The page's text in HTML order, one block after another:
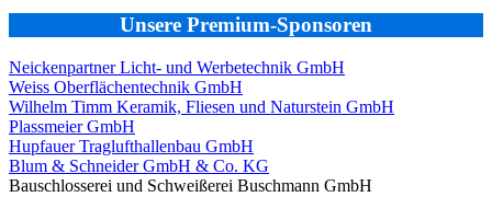
Unsere Premium-Sponsoren
Neickenpartner Licht- und Werbetechnik GmbH
Weiss Oberflächentechnik GmbH
Wilhelm Timm Keramik, Fliesen und Naturstein GmbH
Plassmeier GmbH
Hupfauer Traglufthallenbau GmbH
Blum & Schneider GmbH & Co. KG
Bauschlosserei und Schweißerei Buschmann GmbH